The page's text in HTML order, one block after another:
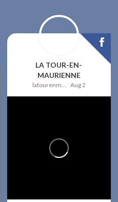
LA TOUR-EN-
MAURIENNE
latourenmaurienne Aug 2